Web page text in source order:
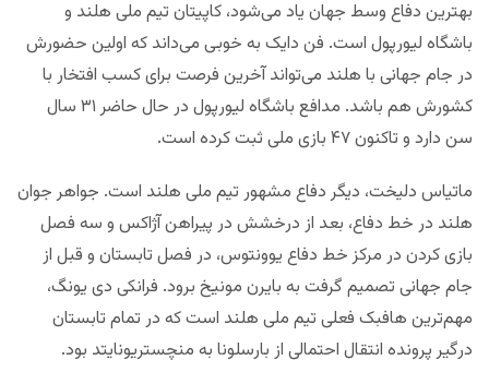
بهترین دفاع وسط جهان یاد می‌شود، کاپیتان تیم ملی هلند و
باشگاه لیورپول است. فن دایک به خوبی می‌داند که اولین حضورش
در جام جهانی با هلند می‌تواند آخرین فرصت برای کسب افتخار با
کشورش هم باشد. مدافع باشگاه لیورپول در حال حاضر ۳۱ سال
سن دارد و تاکنون ۴۷ بازی ملی ثبت کرده است.
ماتیاس دلیخت، دیگر دفاع مشهور تیم ملی هلند است. جواهر جوان
هلند در خط دفاع، بعد از درخشش در پیراهن آژاکس و سه فصل
بازی کردن در مرکز خط دفاع یوونتوس، در فصل تابستان و قبل از
جام جهانی تصمیم گرفت به بایرن مونیخ برود. فرانکی دی یونگ،
مهم‌ترین هافبک فعلی تیم ملی هلند است که در تمام تابستان
درگیر پرونده انتقال احتمالی از بارسلونا به منچستریونایتد بود.